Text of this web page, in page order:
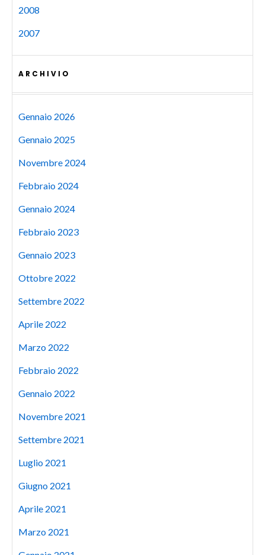
2008
2007
ARCHIVIO
Gennaio 2026
Gennaio 2025
Novembre 2024
Febbraio 2024
Gennaio 2024
Febbraio 2023
Gennaio 2023
Ottobre 2022
Settembre 2022
Aprile 2022
Marzo 2022
Febbraio 2022
Gennaio 2022
Novembre 2021
Settembre 2021
Luglio 2021
Giugno 2021
Aprile 2021
Marzo 2021